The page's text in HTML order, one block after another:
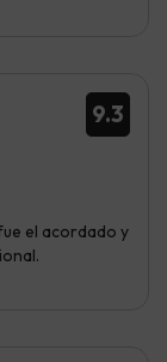
9.3
el acordado y